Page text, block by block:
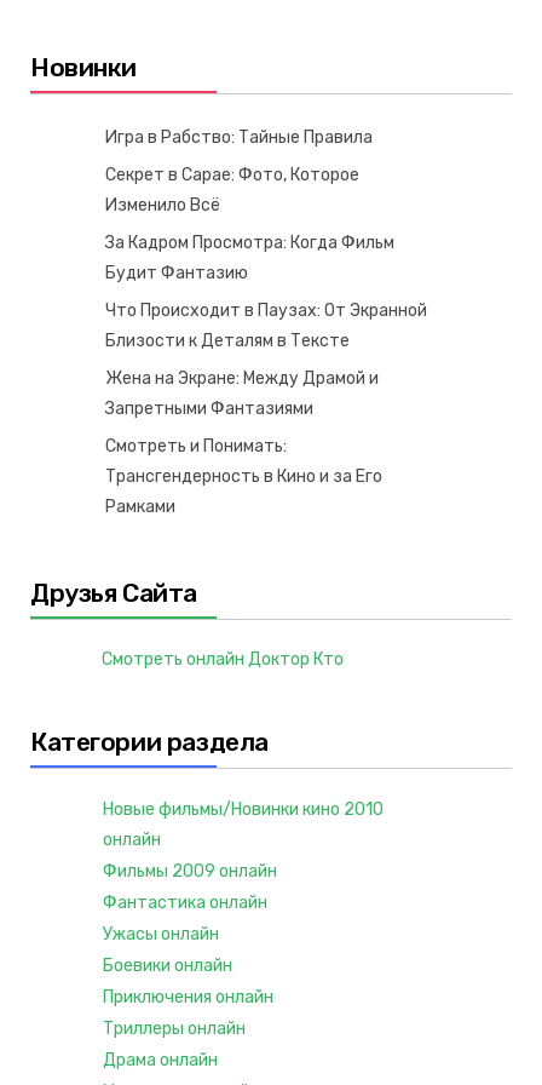
Новинки
Игра в Рабство: Тайные Правила
Секрет в Сарае: Фото, Которое
Изменило Всё
За Кадром Просмотра: Когда Фильм
Будит Фантазию
Что Происходит в Паузах: От Экранной
Близости к Деталям в Тексте
Жена на Экране: Между Драмой и
Запретными Фантазиями
Смотреть и Понимать:
Трансгендерность в Кино и за Его
Рамками
Друзья Сайта
Смотреть онлайн Доктор Кто
Категории раздела
Новые фильмы/Новинки кино 2010
онлайн
Фильмы 2009 онлайн
Фантастика онлайн
Ужасы онлайн
Боевики онлайн
Приключения онлайн
Триллеры онлайн
Драма онлайн